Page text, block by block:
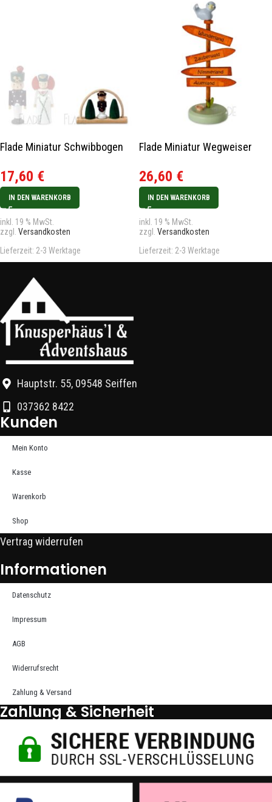
Flade Miniatur Schwibbogen
17,60 €
IN DEN WARENKORB
inkl. 19 % MwSt.
zzgl. Versandkosten
Lieferzeit: 2-3 Werktage
Flade Miniatur Wegweiser
26,60 €
IN DEN WARENKORB
inkl. 19 % MwSt.
zzgl. Versandkosten
Lieferzeit: 2-3 Werktage
Hauptstr. 55, 09548 Seiffen
037362 8422
Kunden
Mein Konto
Kasse
Warenkorb
Shop
Vertrag widerrufen
Informationen
Datenschutz
Impressum
AGB
Widerrufsrecht
Zahlung & Versand
Zahlung & Sicherheit